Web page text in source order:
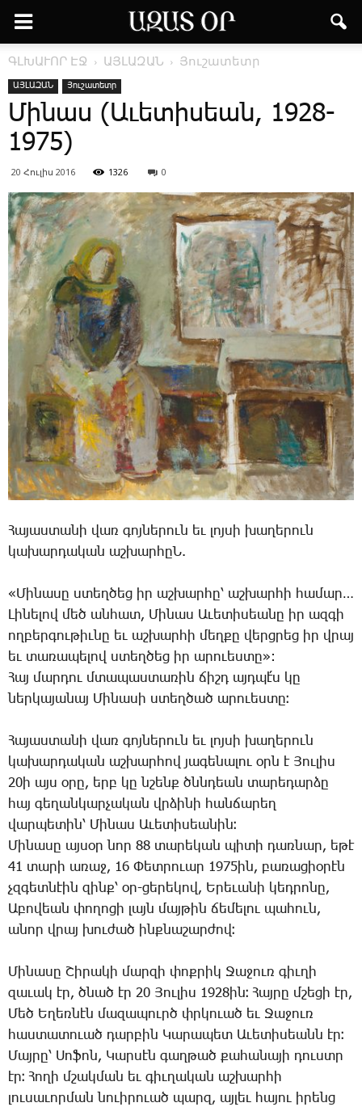
ԳԼԽԱՒՈՐ ԷՋ ԱՅԼԱԶԱՆ Յուշատետր
ԱՅԼԱԶԱՆ Յուշատետր
Մի­նաս (Ա­ւե­տի­սեան, 1928-
1975)
20 Հուլիս 2016 1326 0
Հա­յաս­տա­նի վառ գոյ­նե­րուն եւ լոյ­սի խա­ղե­րուն
կա­խար­դա­կան աշ­խար­հըՆ.
«­Մի­նա­սը ստեղ­ծեց իր աշ­խար­հը՝ աշ­խար­հի հա­մար…
­Լի­նե­լով մեծ ան­հատ, ­Մի­նաս Ա­ւե­տի­սեա­նը իր ազ­գի
ող­բեր­գու­թիւ­նը եւ աշ­խար­հի մեղ­քը վերց­րեց իր վրայ
եւ տա­ռա­պե­լով ստեղ­ծեց իր ա­րո­ւես­տը»:
Հայ մար­դու մտա­պաս­տա­ռին ճիշդ այդ­պէ՛ս կը
ներ­կա­յա­նայ ­Մի­նա­սի ստեղ­ծած ա­րո­ւես­տը։
Հա­յաս­տա­նի վառ գոյ­նե­րուն եւ լոյ­սի խա­ղե­րուն
կա­խար­դա­կան աշ­խար­հով յա­գե­նա­լու օրն է ­Յու­լիս
20ի այս օ­րը, երբ կը նշենք ծննդեան տա­րե­դար­ձը
հայ գե­ղան­կար­չա­կան վրձի­նի հան­ճա­րեղ
վար­պե­տին՝ ­Մի­նաս Ա­ւե­տի­սեա­նին։
Մի­նա­սը այ­սօր նոր 88 տա­րե­կան պի­տի դառ­նար, ե­թէ
41 տա­րի ա­ռաջ, 16 ­Փետ­րո­ւար 1975ին, բա­ռա­ցիօ­րէն
չզգետ­նէին զինք՝ օր-ցե­րե­կով, Ե­րե­ւա­նի կեդ­րո­նը,
Ա­բո­վեան փո­ղո­ցի լայն մայ­թին ճե­մե­լու պա­հուն,
ա­նոր վրայ խու­ժած ինք­նա­շար­ժով։
Մի­նա­սը ­Շի­րա­կի մար­զի փոք­րիկ ­Ջա­ջուռ գիւ­ղի
զա­ւակ էր, ծնած էր 20 ­Յու­լիս 1928ին։ ­Հայ­րը մշե­ցի էր,
­Մեծ Ե­ղեռ­նէն մա­զա­պուրծ փրկո­ւած եւ Ջա­ջուռ
հաս­տա­տո­ւած դար­բին ­Կա­րա­պետ Ա­ւե­տի­սեանն էր։
­Մայ­րը՝ ­Սո­ֆոն, ­Կար­սէն գաղ­թած քա­հա­նա­յի դուստր
էր։ ­Հո­ղի մշակ­ման եւ գիւ­ղա­կան աշ­խար­հի
լու­սա­ւոր­ման նո­ւի­րո­ւած պարզ, այ­լեւ հա­յու ի­րենց